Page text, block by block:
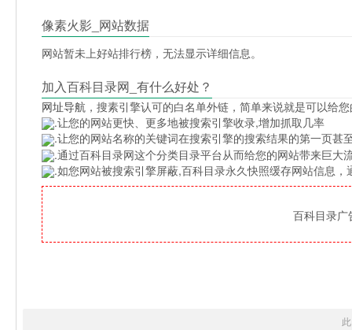
像素火影_网站数据
网站暂未上好站排行榜，无法显示详细信息。
加入百科目录网_有什么好处？
网址导航 ，搜素引擎认可的白名单外链，简单来说就是可以给
.让您的网站更快、更多地被搜索引擎收录,增加抓取几率
.让您的网站名称的关键词在搜索引擎的搜索结果的第一页甚
.通过百科目录网这个分类目录平台从而给您的网站带来巨大
.如您网站被搜索引擎屏蔽,百科目录永久快照缓存网站信息
百科目录